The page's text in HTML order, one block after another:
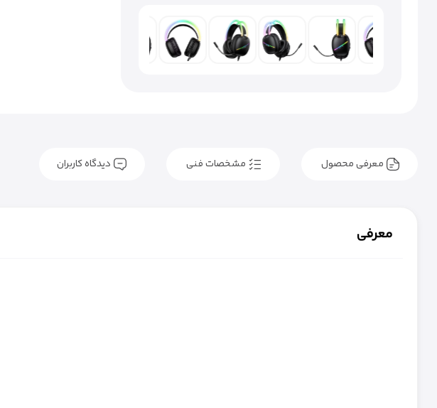
معرفی محصول مشخصات فنی دیدگاه کاربران
معرفی